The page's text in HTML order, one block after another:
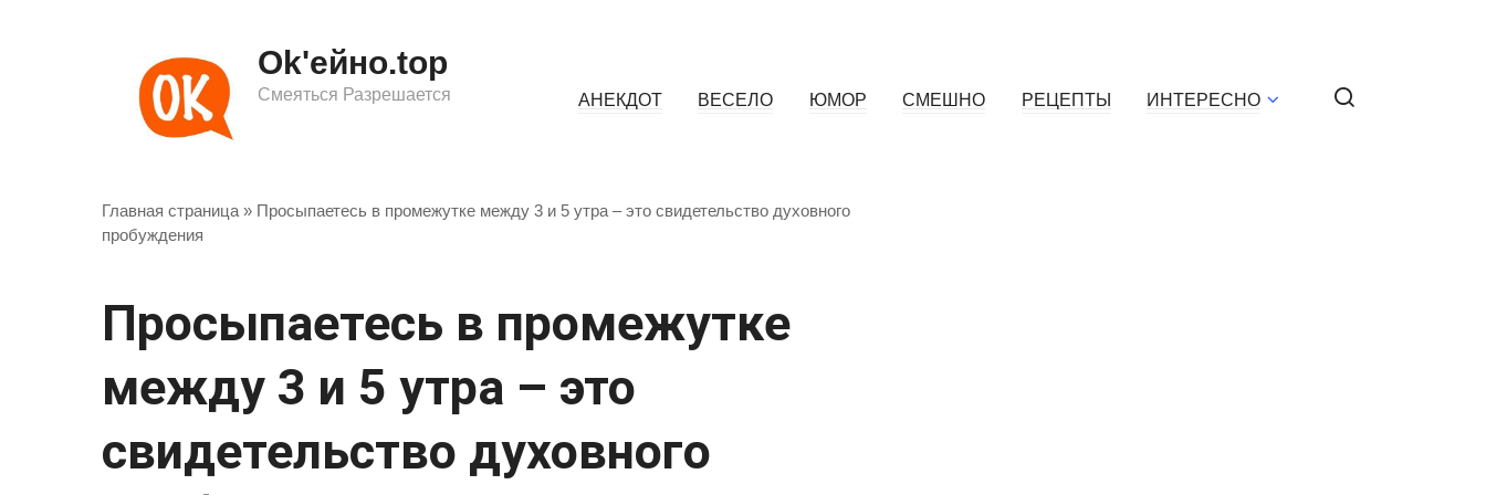
Ok'ейно.top
Смеяться Разрешается АНЕКДОТ ВЕСЕЛО ЮМОР СМЕШНО РЕЦЕПТЫ ИНТЕРЕСНО
Главная страница » Просыпаетесь в промежутке между 3 и 5 утра – это свидетельство духовного
пробуждения
Просыпаетесь в промежутке
между 3 и 5 утра – это
свидетельство духовного